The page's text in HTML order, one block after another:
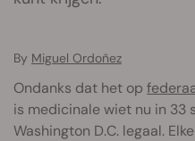
By Miguel Ordoñez
Ondanks dat het op
is medicinale wiet nu in 33
Washington D.C. legaal.